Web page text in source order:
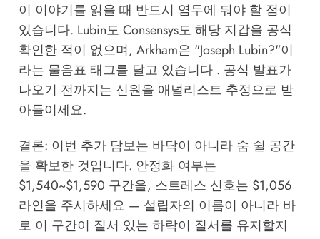
이 이야기를 읽을 때 반드시 염두에 둬야 할 점이
있습니다. Lubin도 Consensys도 해당 지갑을 공식
확인한 적이 없으며, Arkham은 "Joseph Lubin?"이
라는 물음표 태그를 달고 있습니다 . 공식 발표가
나오기 전까지는 신원을 애널리스트 추정으로 받
아들이세요.
결론: 이번 추가 담보는 바닥이 아니라 숨 쉴 공간
을 확보한 것입니다. 안정화 여부는
$1,540~$1,590 구간을, 스트레스 신호는 $1,056
라인을 주시하세요 — 설립자의 이름이 아니라 바
로 이 구간이 질서 있는 하락이 질서를 유지할지